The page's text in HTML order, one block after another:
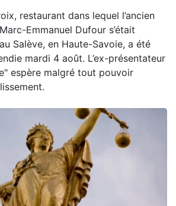
restaurant dans lequel l’ancien
Emmanuel Dufour s’était
Salève, en Haute-Savoie, a été
mardi 4 août. L’ex-présentateur
espère malgré tout pouvoir